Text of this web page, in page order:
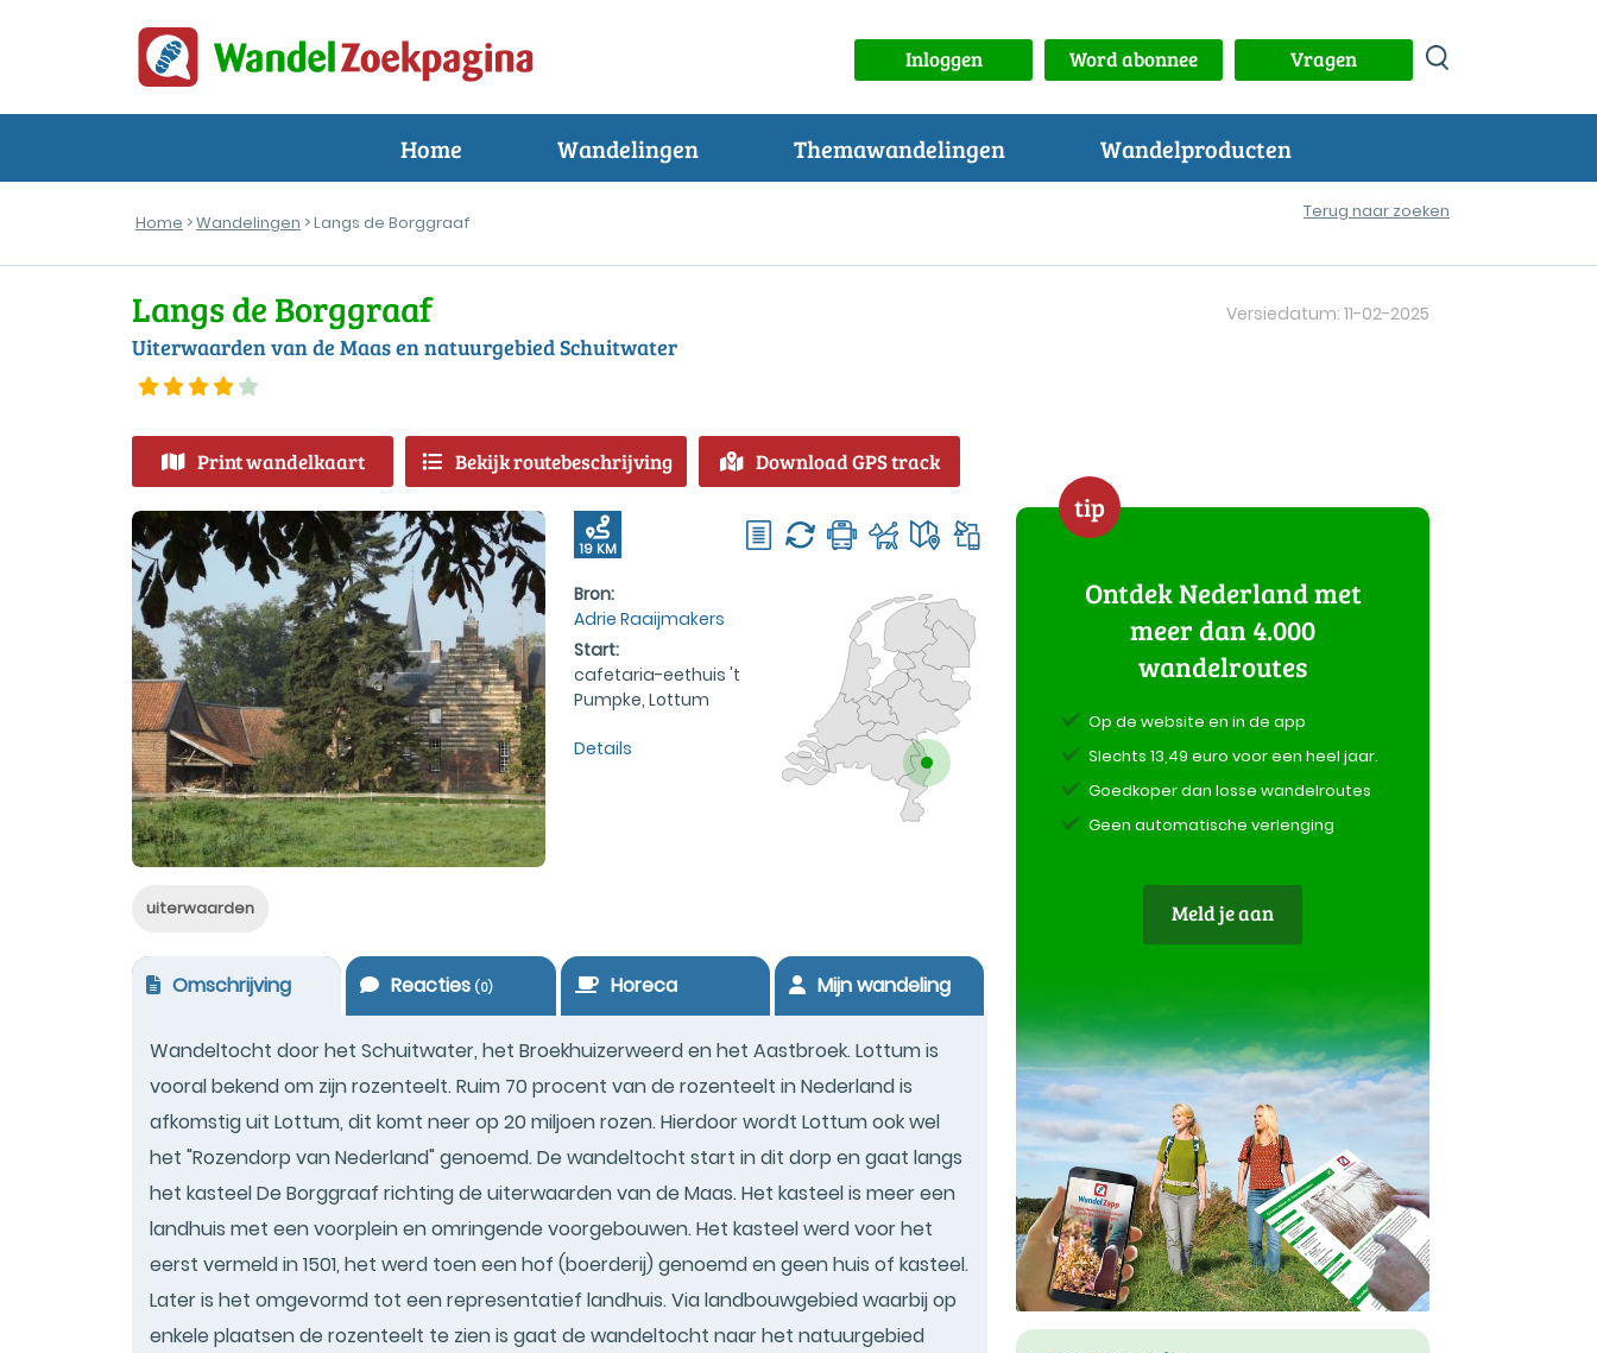
Inloggen Word abonnee Vragen
Home Wandelingen Themawandelingen Wandelproducten
Home >Wandelingen > Langs de Borggraaf
Terug naar zoeken
Langs de Borggraaf
Uiterwaarden van de Maas en natuurgebied Schuitwater
Versiedatum: 11-02-2025
Print wandelkaart Bekijk routebeschrijving Download GPS track
19 KM
Bron:
Adrie Raaijmakers
Start:
cafetaria-eethuis 't
Pumpke, Lottum
Details
uiterwaarden
Omschrijving Reacties(0) Horeca Mijn wandeling
Wandeltocht door het Schuitwater, het Broekhuizerweerd en het Aastbroek. Lottum is
vooral bekend om zijn rozenteelt. Ruim 70 procent van de rozenteelt in Nederland is
afkomstig uit Lottum, dit komt neer op 20 miljoen rozen. Hierdoor wordt Lottum ook wel
het "Rozendorp van Nederland" genoemd. De wandeltocht start in dit dorp en gaat langs
het kasteel De Borggraaf richting de uiterwaarden van de Maas. Het kasteel is meer een
landhuis met een voorplein en omringende voorgebouwen. Het kasteel werd voor het
eerst vermeld in 1501, het werd toen een hof (boerderij) genoemd en geen huis of kasteel.
Later is het omgevormd tot een representatief landhuis. Via landbouwgebied waarbij op
enkele plaatsen de rozenteelt te zien is gaat de wandeltocht naar het natuurgebied
tip
Ontdek Nederland met
meer dan 4.000
wandelroutes
Op de website en in de app
Slechts 13,49 euro voor een heel jaar.
Goedkoper dan losse wandelroutes
Geen automatische verlenging
Meld je aan